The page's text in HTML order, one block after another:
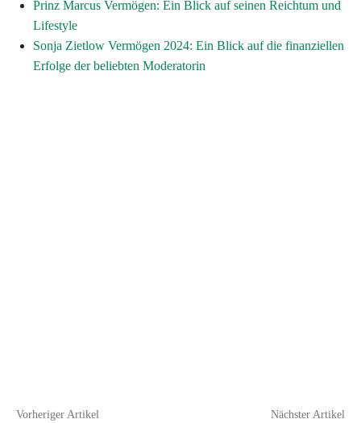
Prinz Marcus Vermögen: Ein Blick auf seinen Reichtum und
Lifestyle
Sonja Zietlow Vermögen 2024: Ein Blick auf die finanziellen
Erfolge der beliebten Moderatorin
Vorheriger Artikel Nächster Artikel